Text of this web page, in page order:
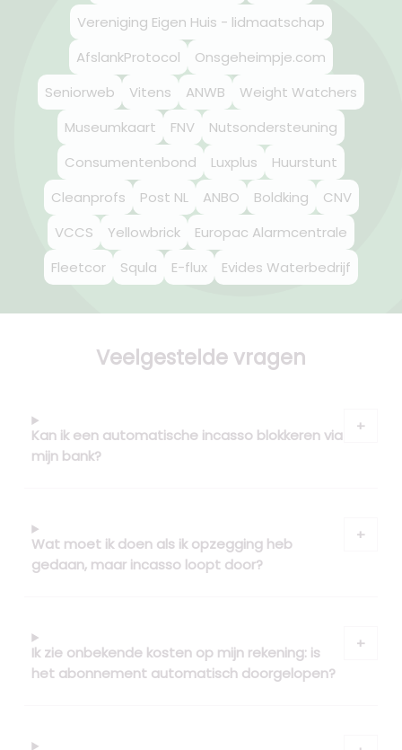
Vereniging Eigen Huis - lidmaatschap
AfslankProtocol
Onsgeheimpje.com
Seniorweb
Vitens ANWB
Weight Watchers
Museumkaart
FNV
Nutsondersteuning
Consumentenbond
Luxplus
Huurstunt
Cleanprofs
Post NL ANBO Boldking
CNV
VCCS
Yellowbrick
Europac Alarmcentrale
Fleetcor
Squla E-flux Evides Waterbedrijf
Veelgestelde vragen
Kan ik een automatische incasso blokkeren via
mijn bank?
Wat moet ik doen als ik opzegging heb
gedaan, maar incasso loopt door?
Ik zie onbekende kosten op mijn rekening: is
het abonnement automatisch doorgelopen?